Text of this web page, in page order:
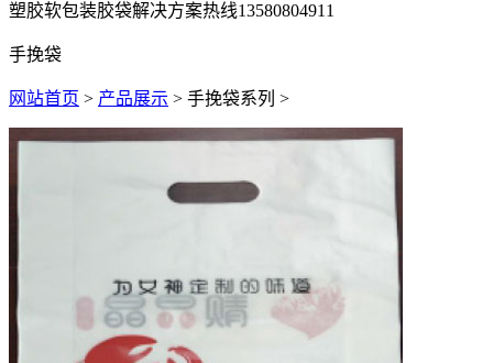
塑胶软包装胶袋解决方案热线13580804911
手挽袋
网站首页 > 产品展示 > 手挽袋系列 >